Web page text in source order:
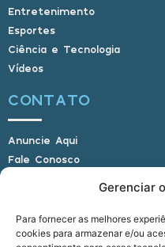
Gerenciar
Para fornecer as melhores
cookies para armazenar e/ou
Entretenimento
Esportes
Ciência e Tecnologia
Vídeos
CONTATO
Anuncie Aqui
Fale Conosco